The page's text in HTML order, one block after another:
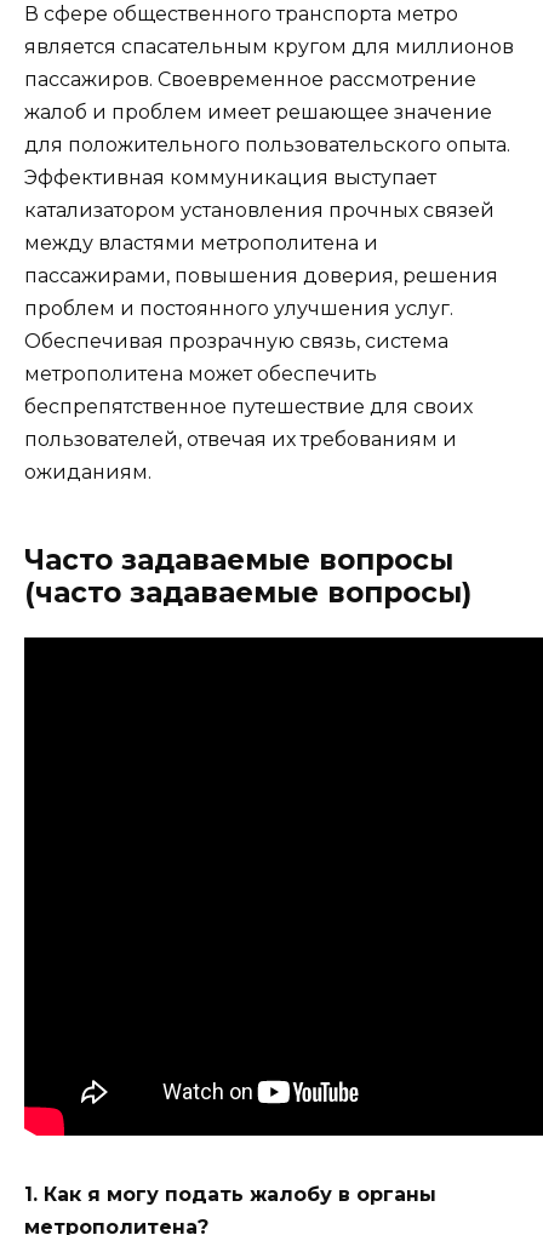
В сфере общественного транспорта метро
является спасательным кругом для миллионов
пассажиров. Своевременное рассмотрение
жалоб и проблем имеет решающее значение
для положительного пользовательского опыта.
Эффективная коммуникация выступает
катализатором установления прочных связей
между властями метрополитена и
пассажирами, повышения доверия, решения
проблем и постоянного улучшения услуг.
Обеспечивая прозрачную связь, система
метрополитена может обеспечить
беспрепятственное путешествие для своих
пользователей, отвечая их требованиям и
ожиданиям.
Часто задаваемые вопросы
(часто задаваемые вопросы)
1. Как я могу подать жалобу в органы
метрополитена?